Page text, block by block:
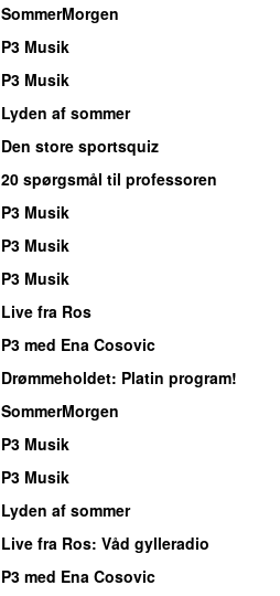
SommerMorgen
P3 Musik
P3 Musik
Lyden af sommer
Den store sportsquiz
20 spørgsmål til professoren
P3 Musik
P3 Musik
P3 Musik
Live fra Ros
P3 med Ena Cosovic
Drømmeholdet: Platin program!
SommerMorgen
P3 Musik
P3 Musik
Lyden af sommer
Live fra Ros: Våd gylleradio
P3 med Ena Cosovic